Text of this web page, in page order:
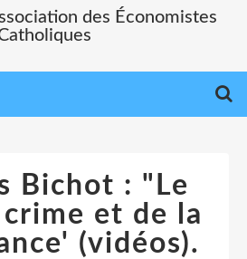
des Économistes
Bichot : "Le
et de la
(vidéos).